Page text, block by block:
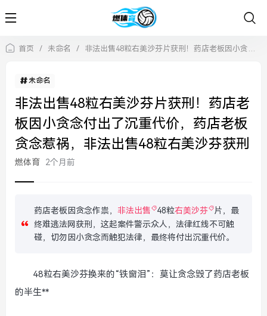
首页 / 未命名 / 非法出售48粒右美沙芬片获刑！药店老板因小贪念付出了沉重代价，药店老板贪念惹祸，非法出售48粒右美沙芬获刑
未命名
非法出售48粒右美沙芬片获刑！药店老
板因小贪念付出了沉重代价，药店老板
贪念惹祸，非法出售48粒右美沙芬获刑
燃体育 2个月前
药店老板因贪念作祟， 非法出售 48粒右美沙芬
片，最
终难逃法网获刑，这起案件警示众人，法律红线不可触
碰，切勿因小贪念而触犯法律，最终将付出沉重代价。
48粒右美沙芬换来的“铁窗泪”：莫让贪念毁了药店老板
的半生**